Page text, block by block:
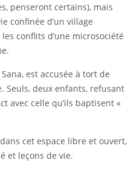
penseront certains), mais
confinée d’un village
conflits d’une microsociété
est accusée à tort de
Seuls, deux enfants, refusant
avec celle qu’ils baptisent «
cet espace libre et ouvert,
et leçons de vie.